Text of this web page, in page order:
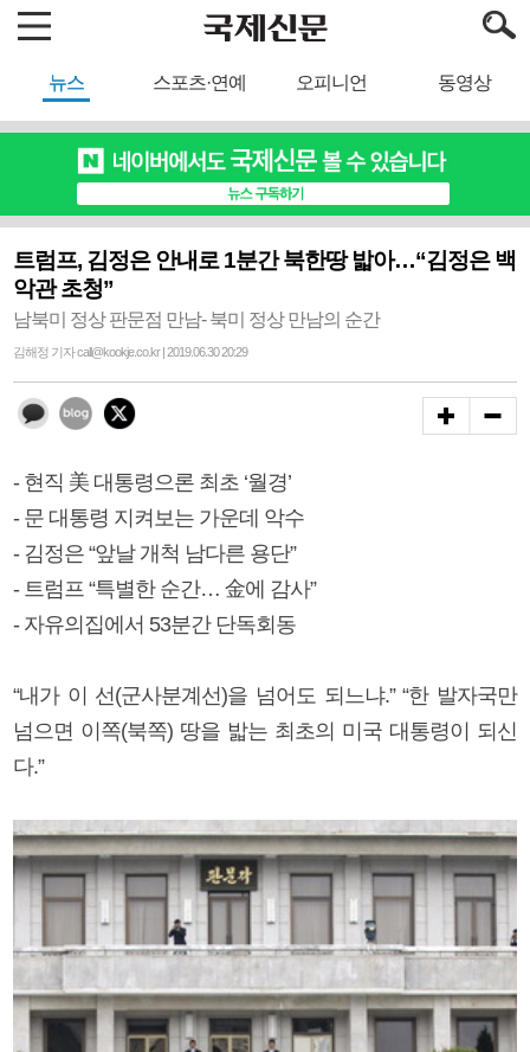
뉴스 스포츠·연예 오피니언 동영상
트럼프, 김정은 안내로 1분간 북한땅 밟아…“김정은 백
악관 초청”
남북미 정상 판문점 만남- 북미 정상 만남의 순간
김해정 기자 call@kookje.co.kr | 2019.06.30 20:29
- 현직 美 대통령으론 최초 ‘월경’
- 문 대통령 지켜보는 가운데 악수
- 김정은 “앞날 개척 남다른 용단”
- 트럼프 “특별한 순간… 金에 감사”
- 자유의집에서 53분간 단독회동
“내가 이 선(군사분계선)을 넘어도 되느냐.” “한 발자국만
넘으면 이쪽(북쪽) 땅을 밟는 최초의 미국 대통령이 되신
다.”